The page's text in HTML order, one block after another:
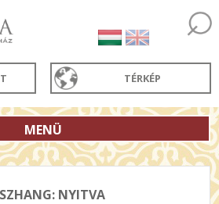
TÉRKÉP
MENÜ
NYITVA